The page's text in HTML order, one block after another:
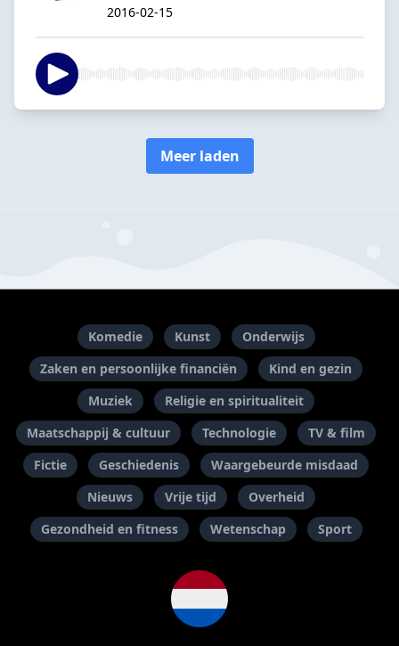
2016-02-15
Meer laden
Komedie Kunst
Onderwijs
Zaken en persoonlijke financiën
Kind en gezin
Muziek
Religie en spiritualiteit
Maatschappij & cultuur
Technologie
TV & film
Fictie
Geschiedenis
Waargebeurde misdaad
Nieuws
Vrije tijd
Overheid
Gezondheid en fitness
Wetenschap Sport